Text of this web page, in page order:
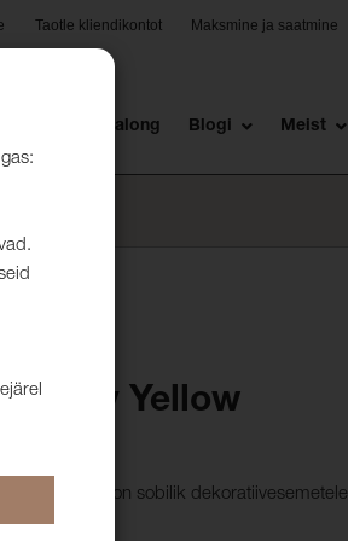
Taotle kliendikontot Maksmine ja saatmine
Müügisalong Blogi Meist
Yellow
kangas, mis on sobilik